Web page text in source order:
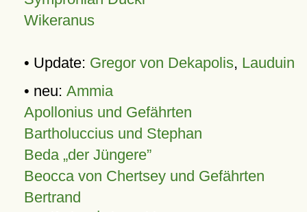
Wikeranus
• Update: Gregor von Dekapolis, Lauduin
• neu: Ammia
Apollonius und Gefährten
Bartholuccius und Stephan
Beda „der Jüngere”
Beocca von Chertsey und Gefährten
Bertrand